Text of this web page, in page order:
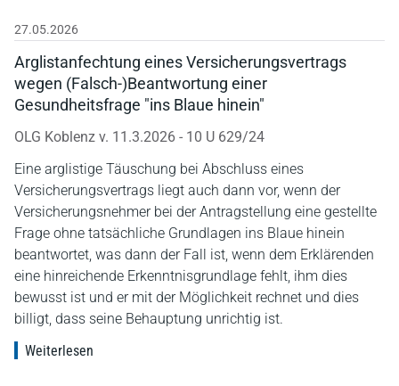
27.05.2026
Arglistanfechtung eines Versicherungsvertrags
wegen (Falsch-)Beantwortung einer
Gesundheitsfrage "ins Blaue hinein"
OLG Koblenz v. 11.3.2026 - 10 U 629/24
Eine arglistige Täuschung bei Abschluss eines
Versicherungsvertrags liegt auch dann vor, wenn der
Versicherungsnehmer bei der Antragstellung eine gestellte
Frage ohne tatsächliche Grundlagen ins Blaue hinein
beantwortet, was dann der Fall ist, wenn dem Erklärenden
eine hinreichende Erkenntnisgrundlage fehlt, ihm dies
bewusst ist und er mit der Möglichkeit rechnet und dies
billigt, dass seine Behauptung unrichtig ist.
Weiterlesen